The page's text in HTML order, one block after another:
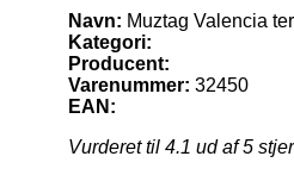
Navn: Muztag Valencia
Kategori:
Producent:
Varenummer: 32450
EAN:
Vurderet til 4.1 ud af 5